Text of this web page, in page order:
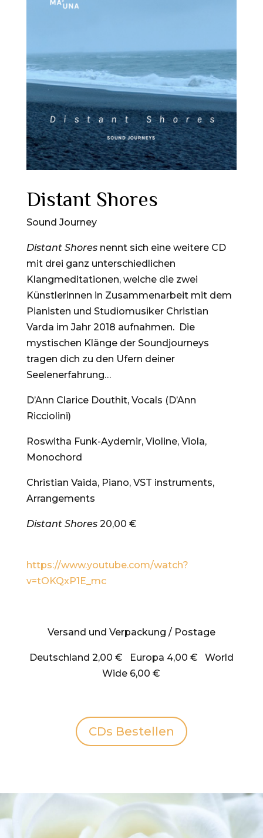
Distant Shores
Sound Journey
Distant Shoresnennt sich eine weitere CD
mit drei ganz unterschiedlichen
Klangmeditationen, welche die zwei
Künstlerinnen in Zusammenarbeit mit dem
Pianisten und Studiomusiker Christian
Varda im Jahr 2018 aufnahmen. Die
mystischen Klänge der Soundjourneys
tragen dich zu den Ufern deiner
Seelenerfahrung…
D’Ann Clarice Douthit, Vocals (D’Ann
Ricciolini)
Roswitha Funk-Aydemir, Violine, Viola,
Monochord
Christian Vaida, Piano, VST instruments,
Arrangements
Distant Shores20,00 €
https://www.youtube.com/watch?
v=tOKQxP1E_mc
Versand und Verpackung / Postage
Deutschland 2,00 € Europa 4,00 € World
Wide 6,00 €
CDs Bestellen